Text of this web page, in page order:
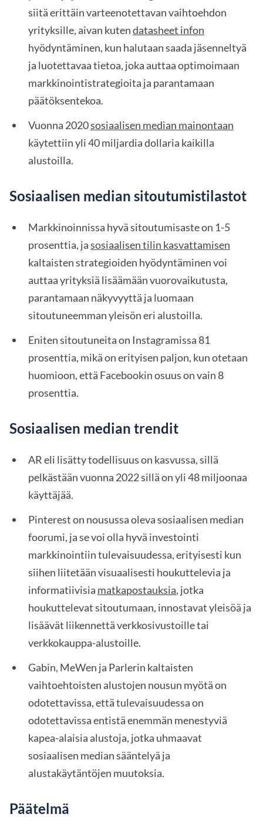
siitä erittäin varteenotettavan vaihtoehdon
yrityksille, aivan kutendatasheet infon
hyödyntäminen, kun halutaan saada jäsenneltyä
ja luotettavaa tietoa, joka auttaa optimoimaan
markkinointistrategioita ja parantamaan
päätöksentekoa.
Vuonna 2020sosiaalisen median mainontaan
käytettiin yli 40 miljardia dollaria kaikilla
alustoilla.
Sosiaalisen median sitoutumistilastot
Markkinoinnissa hyvä sitoutumisaste on 1-5
prosenttia, jasosiaalisen tilin kasvattamisen
kaltaisten strategioiden hyödyntäminen voi
auttaa yrityksiä lisäämään vuorovaikutusta,
parantamaan näkyvyyttä ja luomaan
sitoutuneemman yleisön eri alustoilla.
Eniten sitoutuneita on Instagramissa 81
prosenttia, mikä on erityisen paljon, kun otetaan
huomioon, että Facebookin osuus on vain 8
prosenttia.
Sosiaalisen median trendit
AR eli lisätty todellisuus on kasvussa, sillä
pelkästään vuonna 2022 sillä on yli 48 miljoonaa
käyttäjää.
Pinterest on nousussa oleva sosiaalisen median
foorumi, ja se voi olla hyvä investointi
markkinointiin tulevaisuudessa, erityisesti kun
siihen liitetään visuaalisesti houkuttelevia ja
informatiivisia matkapostauksia, jotka
houkuttelevat sitoutumaan, innostavat yleisöä ja
lisäävät liikennettä verkkosivustoille tai
verkkokauppa-alustoille.
Gabin, MeWen ja Parlerin kaltaisten
vaihtoehtoisten alustojen nousun myötä on
odotettavissa, että tulevaisuudessa on
odotettavissa entistä enemmän menestyviä
kapea-alaisia alustoja, jotka uhmaavat
sosiaalisen median sääntelyä ja
alustakäytäntöjen muutoksia.
Päätelmä